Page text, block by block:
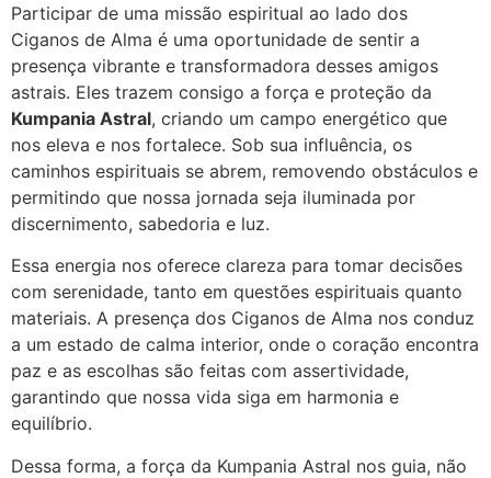
Participar de uma missão espiritual ao lado dos
Ciganos de Alma é uma oportunidade de sentir a
presença vibrante e transformadora desses amigos
astrais. Eles trazem consigo a força e proteção da
Kumpania Astral, criando um campo energético que
nos eleva e nos fortalece. Sob sua influência, os
caminhos espirituais se abrem, removendo obstáculos e
permitindo que nossa jornada seja iluminada por
discernimento, sabedoria e luz.
Essa energia nos oferece clareza para tomar decisões
com serenidade, tanto em questões espirituais quanto
materiais. A presença dos Ciganos de Alma nos conduz
a um estado de calma interior, onde o coração encontra
paz e as escolhas são feitas com assertividade,
garantindo que nossa vida siga em harmonia e
equilíbrio.
Dessa forma, a força da Kumpania Astral nos guia, não